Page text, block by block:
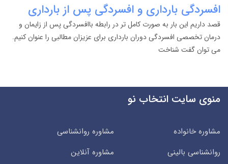
افسردگی بارداری و افسردگی پس از بارداری
قصد داریم این بار به صورت کامل تر در رابطه باافسردگی پس از زایمان و
درمان تخصصی افسردگی دوران بارداری برای عزیزان مطالبی را عنوان کنیم.
می توان گفت شناخت
منوی سایت انتخاب نو
مشاوره خانواده
مشاوره روانشناسی
روانشناسی بالینی
مشاوره آنلاین